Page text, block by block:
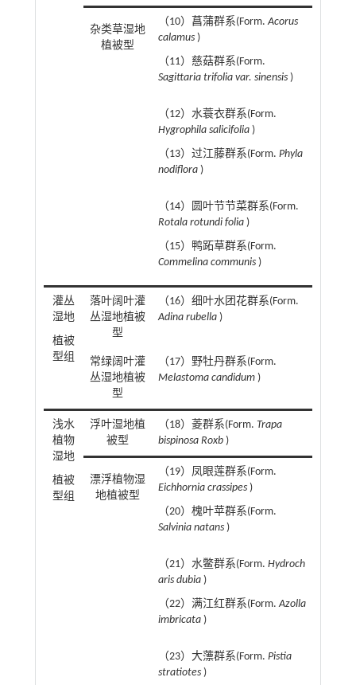
杂类草湿地
植被型
（10）菖蒲群系(Form.Acorus
calamus)
（11）慈菇群系(Form.
Sagittaria trifolia var. sinensis)
（12）水蓑衣群系(Form.
Hygrophila salicifolia)
（13）过江藤群系(Form. Phyla
nodiflora)
（14）圆叶节节菜群系(Form.
Rotala rotundi folia)
（15）鸭跖草群系(Form.
Commelina communis)
灌丛
湿地
植被
型组
落叶阔叶灌
丛湿地植被
型
（16）细叶水团花群系(Form.
Adina rubella)
常绿阔叶灌
丛湿地植被
型
（17）野牡丹群系(Form.
Melastoma candidum)
浅水
植物
湿地
植被
型组
浮叶湿地植
被型
（18）菱群系(Form. Trapa
bispinosa Roxb)
漂浮植物湿
地植被型
（19）凤眼莲群系(Form.
Eichhornia crassipes)
（20）槐叶苹群系(Form.
Salvinia natans)
（21）水鳖群系(Form. Hydroch
aris dubia)
（22）满江红群系(Form.Azolla
imbricata)
（23）大薸群系(Form. Pistia
stratiotes)